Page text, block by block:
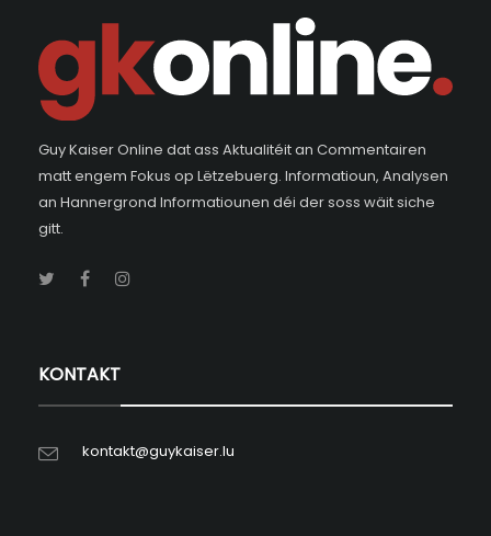
Guy Kaiser Online dat ass Aktualitéit an Commentairen
matt engem Fokus op Lëtzebuerg. Informatioun, Analysen
an Hannergrond Informatiounen déi der soss wäit siche
gitt.
KONTAKT
kontakt@guykaiser.lu